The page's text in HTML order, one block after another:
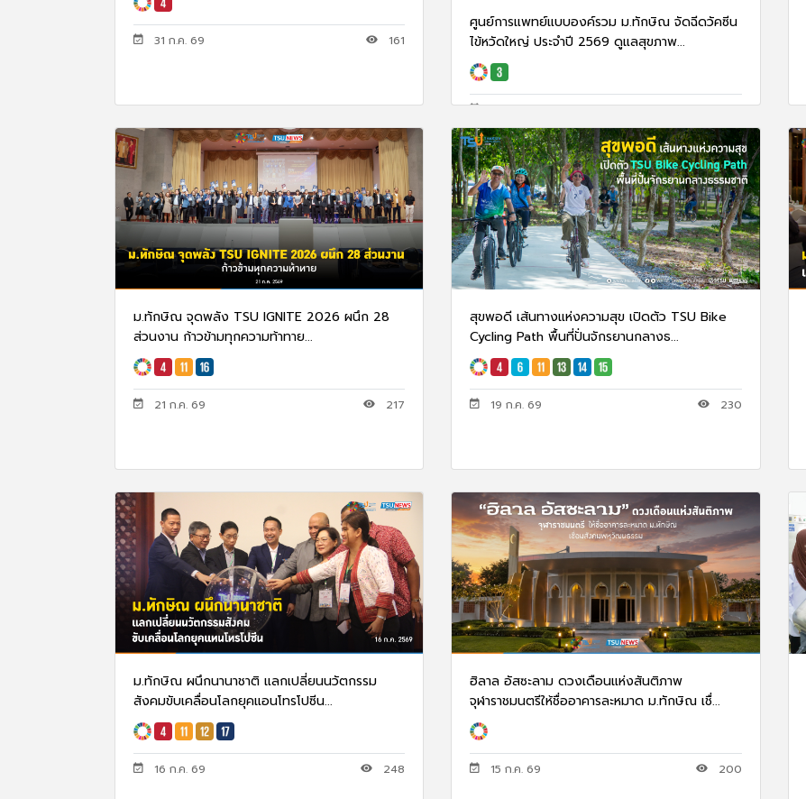
31 ก.ค. 69 161
ศูนย์การแพทย์แบบองค์รวม ม.ทักษิณ จัดฉีดวัคซีน
ไข้หวัดใหญ่ ประจำปี 2569 ดูแลสุขภาพ...
29 ก.ค. 69 77
ม.ทักษิณ จุดพลัง TSU IGNITE 2026 ผนึก 28
ส่วนงาน ก้าวข้ามทุกความท้าทาย...
21 ก.ค. 69 217
สุขพอดี เส้นทางแห่งความสุข เปิดตัว TSU Bike
Cycling Path พื้นที่ปั่นจักรยานกลางธ...
19 ก.ค. 69 230
ม.ทักษิณ ผนึกนานาชาติ แลกเปลี่ยนนวัตกรรม
สังคมขับเคลื่อนโลกยุคแอนโทรโปซีน...
16 ก.ค. 69 248
ฮิลาล อัสซะลาม ดวงเดือนแห่งสันติภาพ
จุฬาราชมนตรีให้ชื่ออาคารละหมาด ม.ทักษิณ เชื่...
15 ก.ค. 69 200